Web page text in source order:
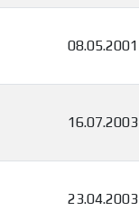
08.05.2001
16.07.2003
23.04.2003